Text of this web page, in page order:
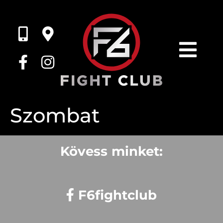
Szombat
Kövess minket:
F6fightclub